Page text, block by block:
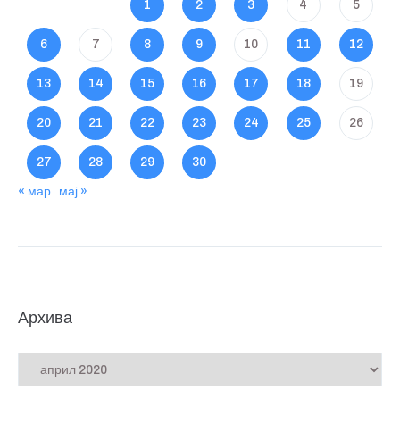
1 2 3 4 5
6 7 8 9 10 11 12
13 14 15 16 17 18 19
20 21 22 23 24 25 26
27 28 29 30
« мар мај »
Архива